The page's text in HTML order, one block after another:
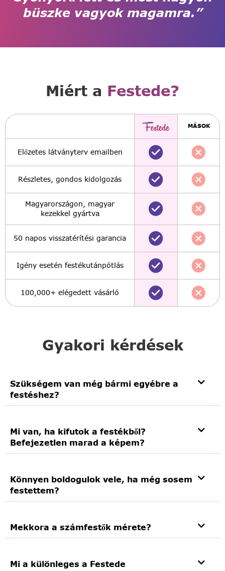
büszke vagyok magamra.”
Gyakori kérdések
Szükségem van még bármi egyébre a
festéshez?
Mi van, ha kifutok a festékből?
Befejezetlen marad a képem?
Könnyen boldogulok vele, ha még sosem
festettem?
Mekkora a számfestők mérete?
Mi a különleges a Festede
Miért a Festede?
MÁSOK
Előzetes látványterv emailben
Részletes, gondos kidolgozás
Magyarországon, magyar
kezekkel gyártva
50 napos visszatérítési garancia
Igény esetén festékutánpótlás
100,000+ elégedett vásárló